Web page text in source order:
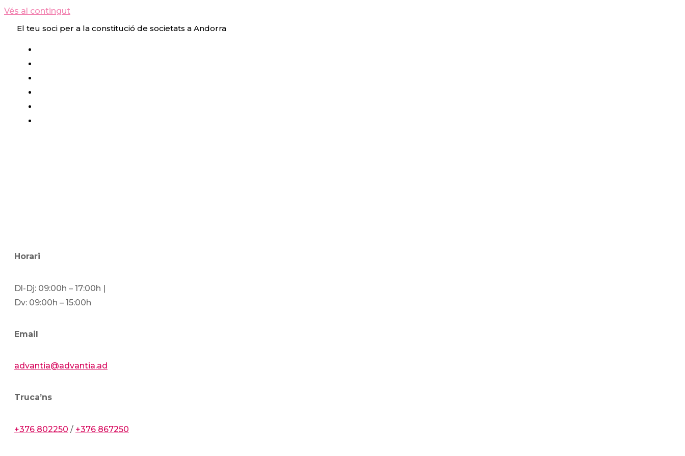
Vés al contingut
El teu soci per a la constitució de societats a Andorra
Horari
Dl-Dj: 09:00h – 17:00h |
Dv: 09:00h – 15:00h
Email
advantia@advantia.ad
Truca’ns
+376 802250 / +376 867250